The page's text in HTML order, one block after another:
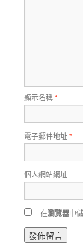
顯示名稱*
電子郵件地址*
個人網站網址
在瀏覽器中